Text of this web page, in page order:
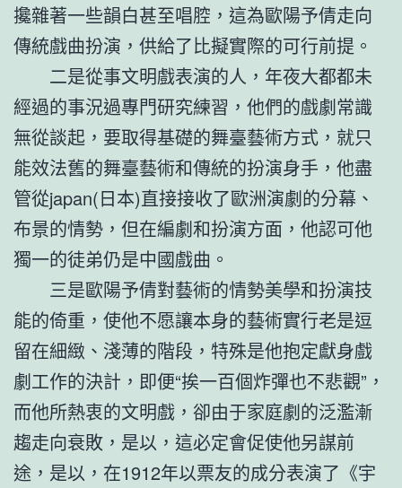
攙雜著一些韻白甚至唱腔，這為歐陽予倩走向
傳統戲曲扮演，供給了比擬實際的可行前提。
二是從事文明戲表演的人，年夜大都都未
經過的事況過專門研究練習，他們的戲劇常識
無從談起，要取得基礎的舞臺藝術方式，就只
能效法舊的舞臺藝術和傳統的扮演身手，他盡
管從japan(日本)直接接收了歐洲演劇的分幕、
布景的情勢，但在編劇和扮演方面，他認可他
獨一的徒弟仍是中國戲曲。
三是歐陽予倩對藝術的情勢美學和扮演技
能的倚重，使他不愿讓本身的藝術實行老是逗
留在細緻、淺薄的階段，特殊是他抱定獻身戲
劇工作的決計，即便“挨一百個炸彈也不悲觀”，
而他所熱衷的文明戲，卻由于家庭劇的泛濫漸
趨走向衰敗，是以，這必定會促使他另謀前
途，是以，在1912年以票友的成分表演了《宇